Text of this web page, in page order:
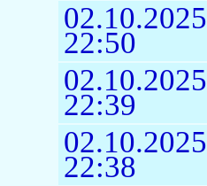
02.10.2025
22:50
02.10.2025
22:39
02.10.2025
22:38